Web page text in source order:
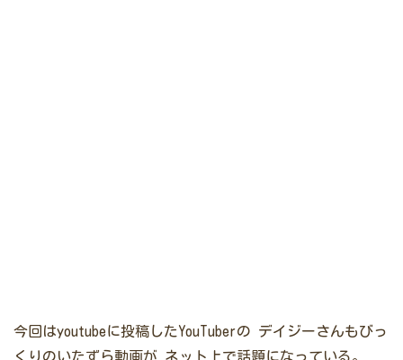
今回はyoutubeに投稿したYouTuberの デイジーさんもびっ
くりのいたずら動画が ネット上で話題になっている。